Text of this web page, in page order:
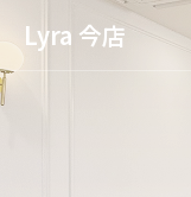
Lyra 今店